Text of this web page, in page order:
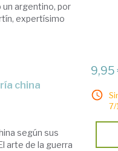
un argentino, por
expertísimo
china
según sus
arte de la guerra
9,95
7/